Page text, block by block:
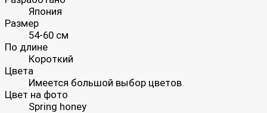
Япония
Размер
54-60 см
По длине
Короткий
Цвета
Имеется большой выбор цветов
Цвет на фото
Spring honey